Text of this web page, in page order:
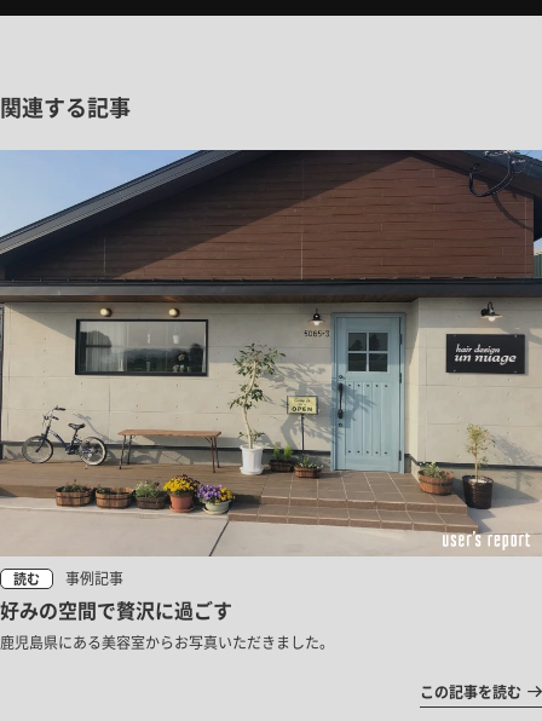
関連する記事
読む 事例記事
好みの空間で贅沢に過ごす
鹿児島県にある美容室からお写真いただきました。
この記事を読む